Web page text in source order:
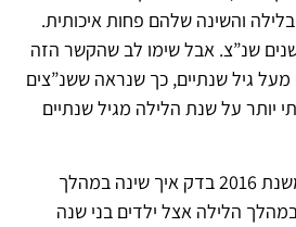
והשינה שלהם פחות איכותית.
שנ”צ. אבל שימו לב שהקשר הזה
מעל גיל שנתיים, כך שנראה ששנ”צים
יותר על שנת הלילה מגיל שנתיים
מחקר קצת יותר חדש משנת 2016 בדק איך שינה במהלך
הלילה אצל ילדים בני שנה